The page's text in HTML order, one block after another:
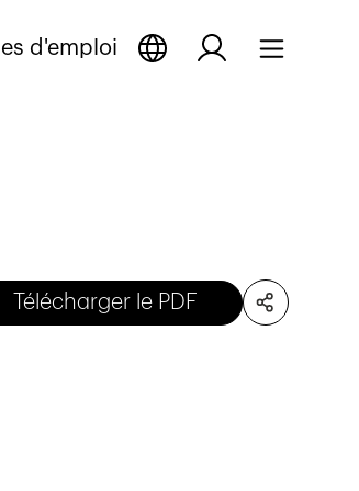
d'emploi
Télécharger le PDF